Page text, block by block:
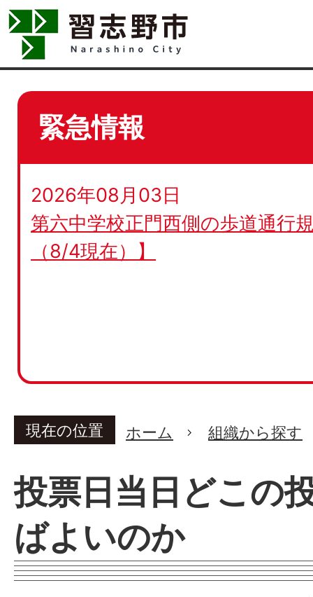
緊急情報
2026年08月03日
第六中学校正門西側の歩道通行
（8/4現在）】
現在の位置 ホーム 組織から探す
投票日当日どこの
ばよいのか